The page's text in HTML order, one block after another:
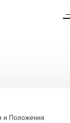
и Положения